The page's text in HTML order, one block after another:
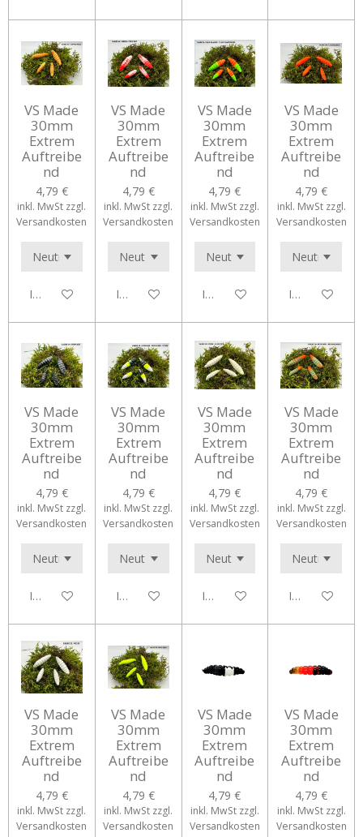
VS Made
30mm
Extrem
Auftreibe
nd
4,79 €
inkl. MwSt zzgl.
Versandkosten
In den Warenkorb
VS Made
30mm
Extrem
Auftreibe
nd
4,79 €
inkl. MwSt zzgl.
Versandkosten
In den Warenkorb
VS Made
30mm
Extrem
Auftreibe
nd
4,79 €
inkl. MwSt zzgl.
Versandkosten
In den Warenkorb
VS Made
30mm
Extrem
Auftreibe
nd
4,79 €
inkl. MwSt zzgl.
Versandkosten
In den
VS Made
30mm
Extrem
Auftreibe
nd
4,79 €
inkl. MwSt zzgl.
Versandkosten
In den Warenkorb
VS Made
30mm
Extrem
Auftreibe
nd
4,79 €
inkl. MwSt zzgl.
Versandkosten
In den Warenkorb
VS Made
30mm
Extrem
Auftreibe
nd
4,79 €
inkl. MwSt zzgl.
Versandkosten
In den Warenkorb
VS Made
30mm
Extrem
Auftreibe
nd
4,79 €
inkl. MwSt zzgl.
Versandkosten
In den
VS Made
30mm
Extrem
Auftreibe
nd
4,79 €
inkl. MwSt zzgl.
Versandkosten
VS Made
30mm
Extrem
Auftreibe
nd
4,79 €
inkl. MwSt zzgl.
Versandkosten
VS Made
30mm
Extrem
Auftreibe
nd
4,79 €
inkl. MwSt zzgl.
Versandkosten
VS Made
30mm
Extrem
Auftreibe
nd
4,79 €
inkl. MwSt zzgl.
Versandkosten